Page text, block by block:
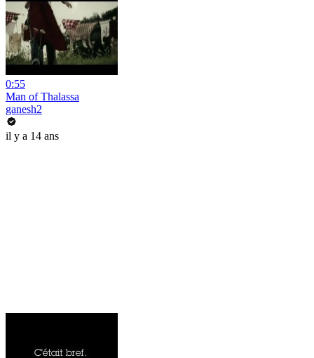
0:55
Man of Thalassa
ganesh2
il y a 14 ans